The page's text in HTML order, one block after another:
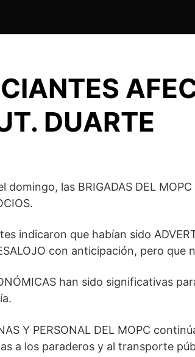
DUARTE
domingo, las BRIGADAS DEL
indicaron que habían sido
con anticipación, pero que
han sido significativas
Y PERSONAL DEL MOPC
a los paraderos y al transporte